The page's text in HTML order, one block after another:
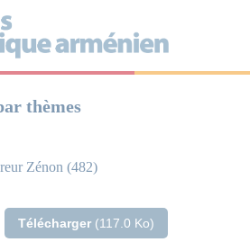
thèmes
Zénon (482)
Télécharger (117.0 Ko)